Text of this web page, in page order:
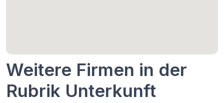
Weitere Firmen in der
Rubrik Unterkunft